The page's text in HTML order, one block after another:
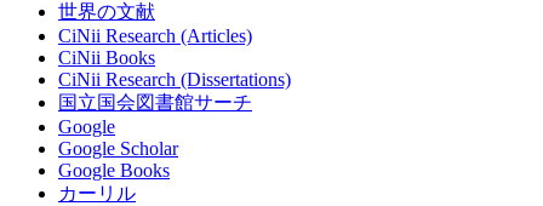
世界の文献
CiNii Research (Articles)
CiNii Books
CiNii Research (Dissertations)
国立国会図書館サーチ
Google
Google Scholar
Google Books
カーリル